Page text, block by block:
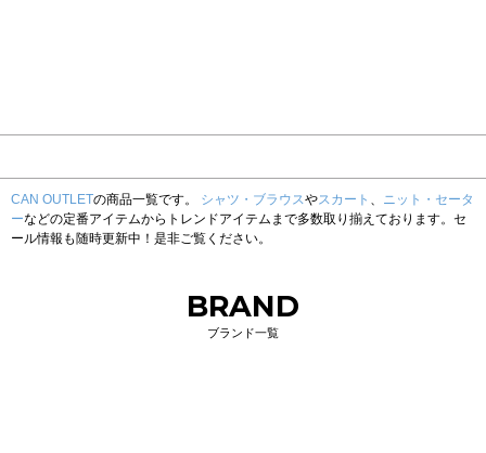
CAN OUTLETの商品一覧です。 シャツ・ブラウスやスカート 、 ニット・セータ
ーなどの定番アイテムからトレンドアイテムまで多数取り揃えております。セ
ール情報も随時更新中！是非ご覧ください。
BRAND
ブランド一覧